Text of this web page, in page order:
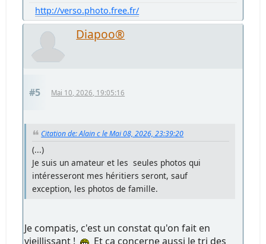
http://verso.photo.free.fr/
Diapoo®
#5 Mai 10, 2026, 19:05:16
Citation de: Alain c le Mai 08, 2026, 23:39:20
(...)
Je suis un amateur et les seules photos qui
intéresseront mes héritiers seront, sauf
exception, les photos de famille.
Je compatis, c'est un constat qu'on fait en
vieillissant !
Et ça concerne aussi le tri des